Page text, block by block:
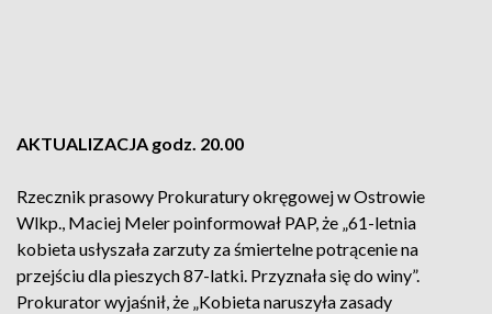
AKTUALIZACJA godz. 20.00
Rzecznik prasowy Prokuratury okręgowej w Ostrowie
Wlkp., Maciej Meler poinformował PAP, że „61-letnia
kobieta usłyszała zarzuty za śmiertelne potrącenie na
przejściu dla pieszych 87-latki. Przyznała się do winy”.
Prokurator wyjaśnił, że „Kobieta naruszyła zasady